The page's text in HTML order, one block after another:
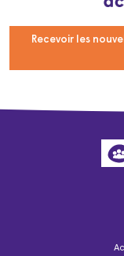
Recevoir les